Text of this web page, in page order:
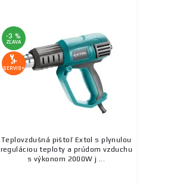
SKLADOM
ks KÚPIŤ
1,60 €
a na predajni Rožnov
2,20 €
SKLADOM a na predajni Rožnov
-3 %
ZĽAVA
SERVIS+
Teplovzdušná pištoľ Extol s plynulou
reguláciou teploty a prúdom vzduchu
s výkonom 2000W j ...